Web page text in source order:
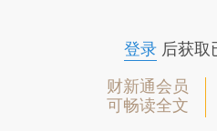
登录后获取
财新通会员
可畅读全文